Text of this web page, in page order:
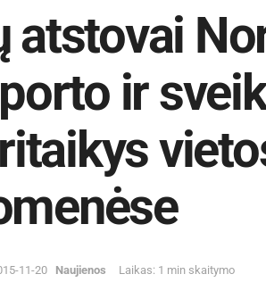
atstovai
ir
11-20 Naujienos Laikas: 1 min skaitymo